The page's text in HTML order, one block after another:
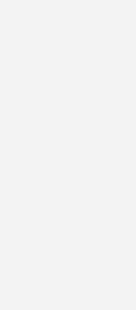
Strecke
am
man
hat sich nicht